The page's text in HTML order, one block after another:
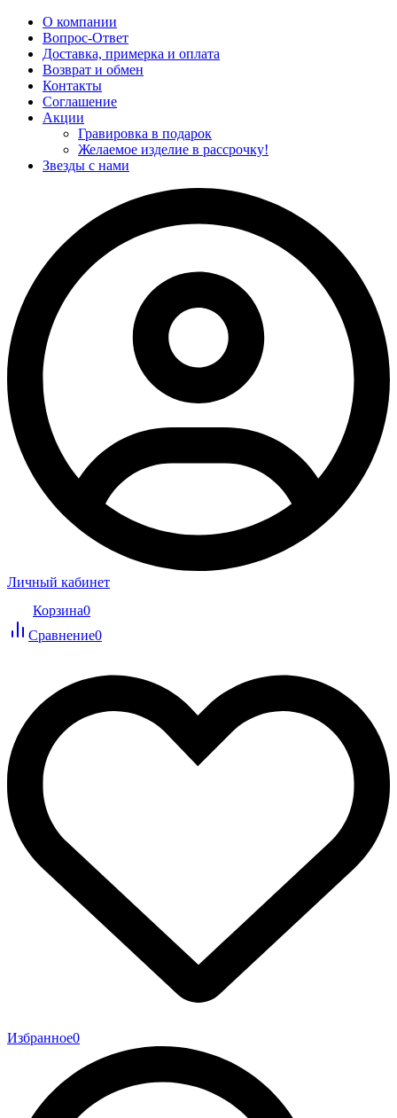
О компании
Вопрос-Ответ
Доставка, примерка и оплата
Возврат и обмен
Контакты
Соглашение
Акции
Гравировка в подарок
Желаемое изделие в рассрочку!
Звезды с нами
Личный кабинет
Корзина0
Сравнение0
Избранное0